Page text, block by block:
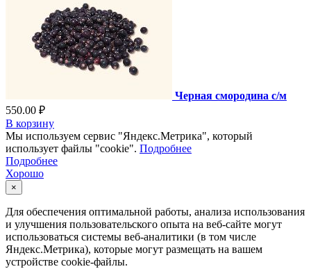
Черная смородина с/м
550.00 ₽
В корзину
Мы используем сервис "Яндекс.Метрика", который
использует файлы "cookie". Подробнее
Подробнее
Хорошо
×
Для обеспечения оптимальной работы, анализа использования
и улучшения пользовательского опыта на веб-сайте могут
использоваться системы веб-аналитики (в том числе
Яндекс.Метрика), которые могут размещать на вашем
устройстве cookie-файлы.